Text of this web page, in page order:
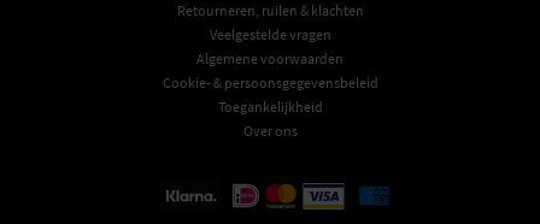
Retourneren, ruilen & klachten
Veelgestelde vragen
Algemene voorwaarden
Cookie- & persoonsgegevensbeleid
Toegankelijkheid
Over ons